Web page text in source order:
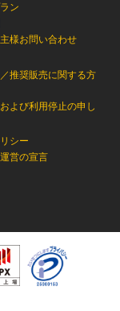
ン
様お問い合わせ
推奨販売に関する方
よび利用停止の申し
シー
営の宣言